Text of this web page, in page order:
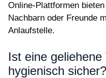
Online-Plattformen
Nachbarn oder Freunde
Anlaufstelle.
Ist eine
hygienisch sicher?